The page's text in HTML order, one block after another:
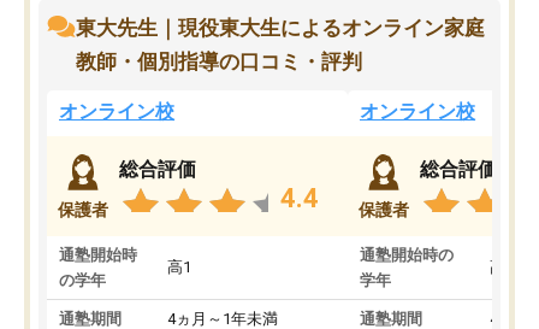
東大先生｜現役東大生によるオンライン家庭
教師・個別指導の口コミ・評判
オンライン校
保護者
総合評価
4.4
通塾開始時
の学年
高1
通塾期間 4ヵ月～1年未満
オンライン校
保護者
総合評価
通塾開始時の
学年
高3
通塾期間 4ヵ月